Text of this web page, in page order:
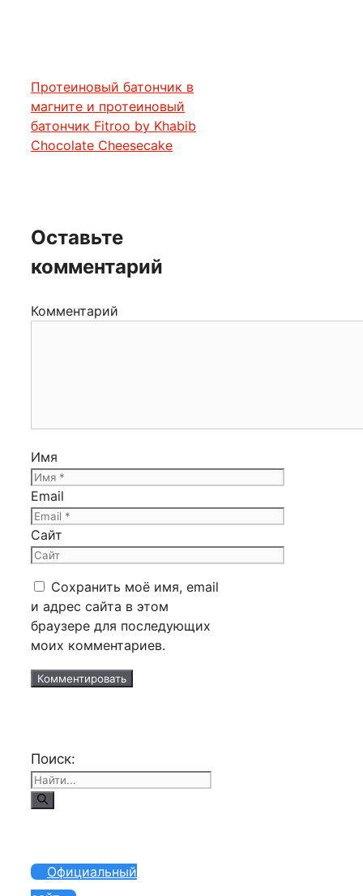
Протеиновый батончик в
магните и протеиновый
батончик Fitroo by Khabib
Chocolate Cheesecake
Оставьте
комментарий
Комментарий
Имя
Email
Сайт
Сохранить моё имя, email
и адрес сайта в этом
браузере для последующих
моих комментариев.
Поиск:
Официальный